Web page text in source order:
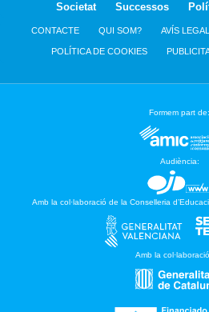
Societat
Successos
CONTACTE QUI SOM? AVÍS LEGAL
POLÍTICA DE COOKIES
Formem part de:
Audiència:
Amb la col·laboració de la Conselleria
Amb la